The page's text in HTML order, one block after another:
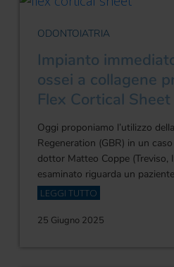
ODONTOIATRIA
Impianto
ossei a collagene
Flex Cortical Sheet
Oggi proponiamo l’utilizzo
Regeneration (GBR) in un
dottor Matteo Coppe (Treviso,
esaminato riguarda un
LEGGI TUTTO
25 Giugno 2025